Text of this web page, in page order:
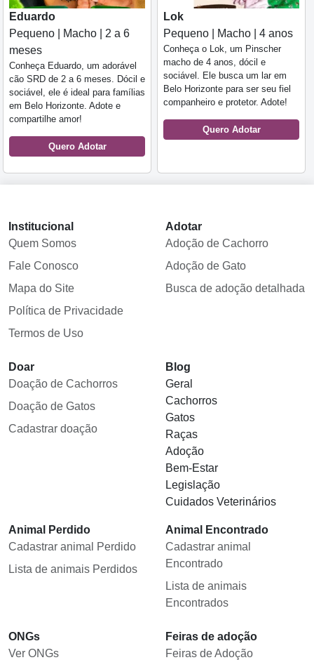
Eduardo
Pequeno | Macho | 2 a 6
meses
Conheça Eduardo, um adorável
cão SRD de 2 a 6 meses. Dócil e
sociável, ele é ideal para famílias
em Belo Horizonte. Adote e
compartilhe amor!
Quero Adotar
Lok
Pequeno | Macho | 4 anos
Conheça o Lok, um Pinscher
macho de 4 anos, dócil e
sociável. Ele busca um lar em
Belo Horizonte para ser seu fiel
companheiro e protetor. Adote!
Quero Adotar
Institucional
Quem Somos
Fale Conosco
Mapa do Site
Política de Privacidade
Termos de Uso
Adotar
Adoção de Cachorro
Adoção de Gato
Busca de adoção detalhada
Doar
Doação de Cachorros
Doação de Gatos
Cadastrar doação
Blog
Geral
Cachorros
Gatos
Raças
Adoção
Bem-Estar
Legislação
Cuidados Veterinários
Animal Perdido
Cadastrar animal Perdido
Lista de animais Perdidos
Animal Encontrado
Cadastrar animal
Encontrado
Lista de animais
Encontrados
ONGs
Ver ONGs
Feiras de adoção
Feiras de Adoção